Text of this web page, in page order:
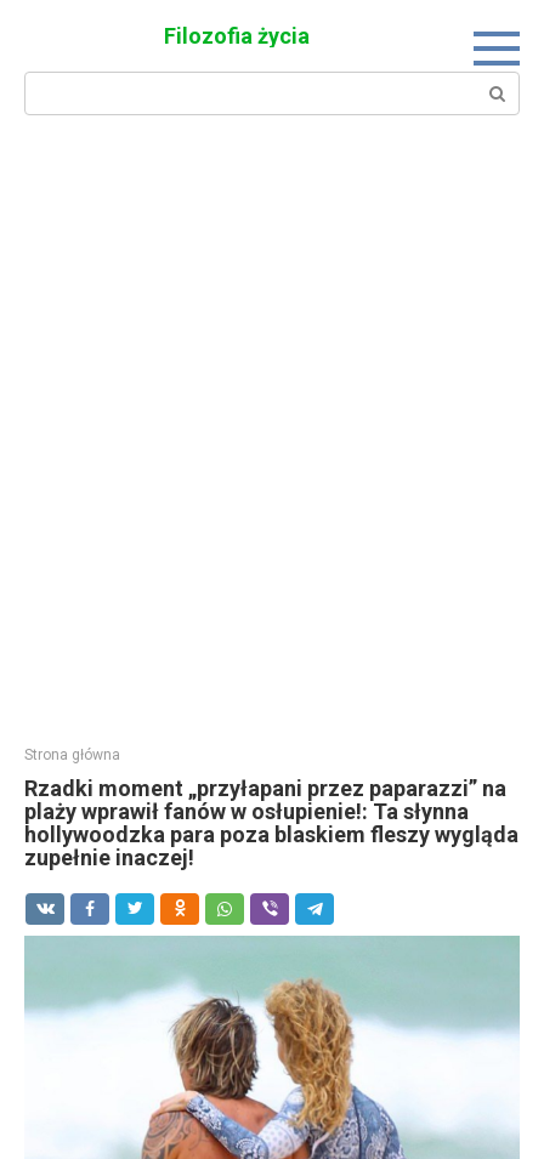
Filozofia życia
Search:
Strona główna
Rzadki moment „przyłapani przez paparazzi” na
plaży wprawił fanów w osłupienie!: Ta słynna
hollywoodzka para poza blaskiem fleszy wygląda
zupełnie inaczej!